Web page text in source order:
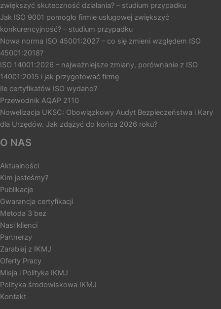
zwiększyć skuteczność działania? – studium przypadku
Jak ISO 9001 pomogło firmie usługowej zwiększyć
konkurencyjność? – studium przypadku
Nowa norma ISO 45001:2027 – co się zmieni względem ISO
45001:2018?
ISO 14001:2026 – najważniejsze zmiany, porównanie z ISO
14001:2015 i jak przygotować firmę
Ile certyfikatów ISO wydano?
Przewodnik AQAP 2110
Nowelizacja UKSC: Obowiązkowy Audyt Bezpieczeństwa i Kary
dla Urzędów. Jak zdążyć do końca 2026 roku?
O NAS
Aktualności
Kim jesteśmy?
Publikacje
Gwarancja certyfikacji
Metoda 3 bez
Nasi klienci
Partnerzy
Zarabiaj z IKMJ
Oferty Pracy
Misja i Polityka IKMJ
Polityka środowiskowa IKMJ
Kontakt